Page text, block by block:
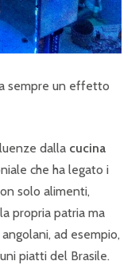
sempre un effetto
dalla cucina
che ha legato i
solo alimenti,
propria patria ma
ad esempio,
piatti del Brasile.